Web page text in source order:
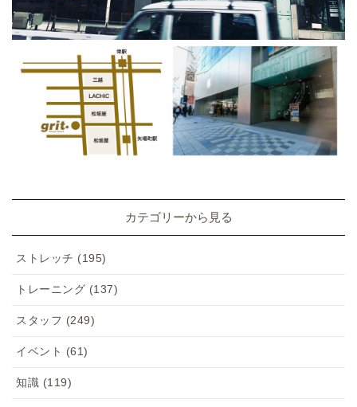
カテゴリーから見る
ストレッチ (195)
トレーニング (137)
スタッフ (249)
イベント (61)
知識 (119)